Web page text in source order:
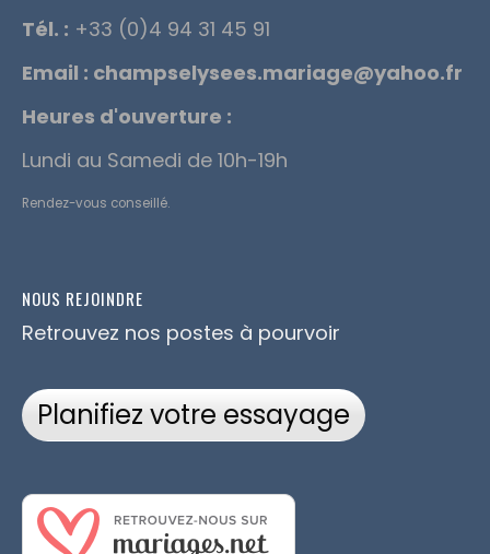
Tél. : +33 (0)4 94 31 45 91
Email : champselysees.mariage@yahoo.fr
Heures d'ouverture :
Lundi au Samedi de 10h-19h
Rendez-vous conseillé.
NOUS REJOINDRE
Retrouvez nos postes à pourvoir
Planifiez votre essayage